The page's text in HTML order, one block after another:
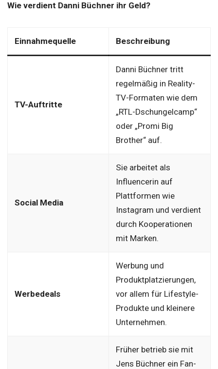
Wie verdient Danni Büchner ihr Geld?
Einnahmequelle Beschreibung
TV-Auftritte
Danni Büchner tritt
regelmäßig in Reality-
TV-Formaten wie dem
„RTL-Dschungelcamp“
oder „Promi Big
Brother“ auf.
Social Media
Sie arbeitet als
Influencerin auf
Plattformen wie
Instagram und verdient
durch Kooperationen
mit Marken.
Werbedeals
Werbung und
Produktplatzierungen,
vor allem für Lifestyle-
Produkte und kleinere
Unternehmen.
Früher betrieb sie mit
Jens Büchner ein Fan-